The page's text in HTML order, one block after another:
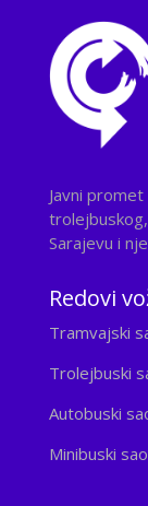
Javni
Sarajevu i
Redovi
Tramvajski
Trolejbuski
Autobuski
Minibuski